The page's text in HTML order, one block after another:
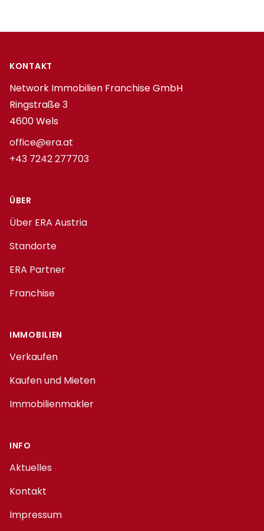
Footer
KONTAKT
Network Immobilien Franchise GmbH
Ringstraße 3
4600 Wels
office@era.at
+43 7242 277703
ÜBER
Über ERA Austria
Standorte
ERA Partner
Franchise
IMMOBILIEN
Verkaufen
Kaufen und Mieten
Immobilienmakler
INFO
Aktuelles
Kontakt
Impressum